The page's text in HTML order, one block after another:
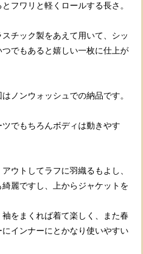
フワリと軽くロールする長さ。
チック製をあえて用いて、シッ
でもあると嬉しい一枚に仕上が
ノンウォッシュでの納品です。
でもちろんボディは動きやす
ウトしてラフに羽織るもよし、
麗ですし、上からジャケットを
をまくれば着て楽しく、また春
インナーにとかなり使いやすい